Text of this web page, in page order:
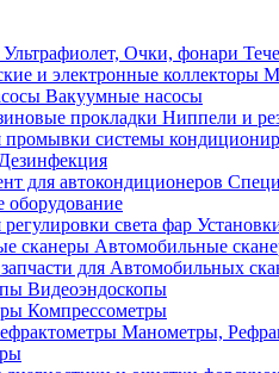
Вакуумные насосы
Ниппели и
Дезинфекция
оборудование
Автомобильные
Видеоэндоскопы
Компрессометры
Манометры,